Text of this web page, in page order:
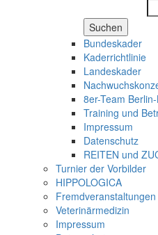
Suchen
Bundeskader
Kaderrichtlinie
Landeskader
8er-Team
Training und
Impressum
Datenschutz
REITEN und
Turnier der Vorbilder
HIPPOLOGICA
Fremdveranstaltungen
Veterinärmedizin
Impressum